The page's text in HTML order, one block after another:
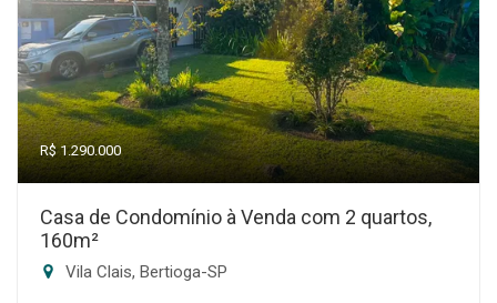
R$ 1.290.000
Casa de Condomínio à Venda com 2 quartos,
160m²
Vila Clais, Bertioga-SP